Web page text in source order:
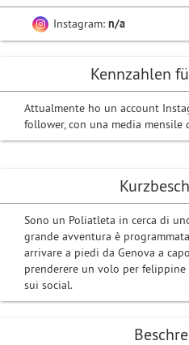
Sono un Poliatleta in cerca di
grande avventura è
arrivare a piedi da Genova a
prenderere un volo per felippine
sui social.
Instagram: n/a
Kennzahlen
Attualmente ho un account
follower, con una media